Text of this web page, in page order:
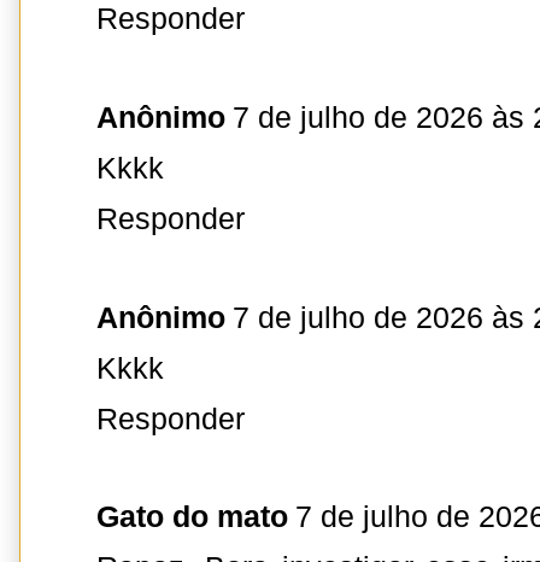
Responder
Anônimo 7 de julho de 2026 às
Kkkk
Responder
Anônimo 7 de julho de 2026 às
Kkkk
Responder
Gato do mato 7 de julho de